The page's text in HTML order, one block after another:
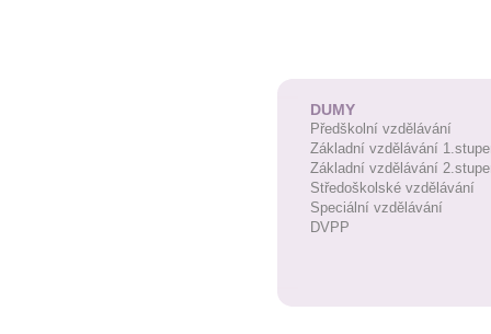
DUMY
Předškolní vzdělávání
Základní vzdělávání
Základní vzdělávání
Středoškolské vzdělávání
Speciální vzdělávání
DVPP